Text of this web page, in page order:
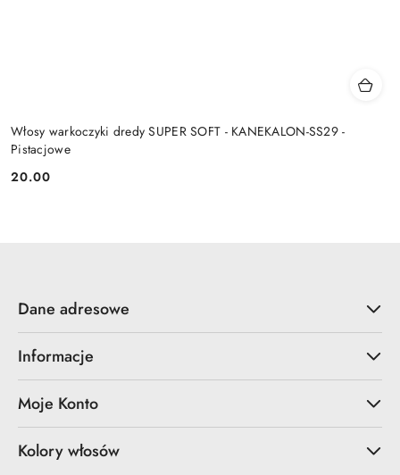
Włosy warkoczyki dredy SUPER SOFT - KANEKALON-SS29 -
Pistacjowe
Cena:
20.00
Dane adresowe
Informacje
Moje Konto
Kolory włosów